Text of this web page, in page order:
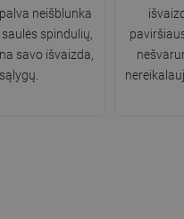
neišblunka
spindulių,
savo išvaizda,